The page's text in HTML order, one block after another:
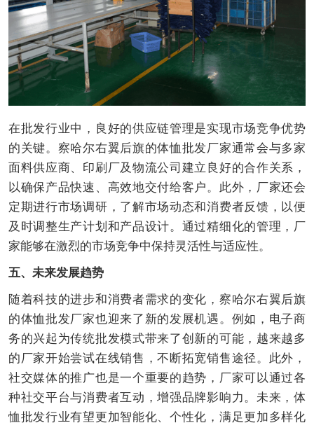
在批发行业中，良好的供应链管理是实现市场竞争优势
的关键。察哈尔右翼后旗的体恤批发厂家通常会与多家
面料供应商、印刷厂及物流公司建立良好的合作关系，
以确保产品快速、高效地交付给客户。此外，厂家还会
定期进行市场调研，了解市场动态和消费者反馈，以便
及时调整生产计划和产品设计。通过精细化的管理，厂
家能够在激烈的市场竞争中保持灵活性与适应性。
五、未来发展趋势
随着科技的进步和消费者需求的变化，察哈尔右翼后旗
的体恤批发厂家也迎来了新的发展机遇。例如，电子商
务的兴起为传统批发模式带来了创新的可能，越来越多
的厂家开始尝试在线销售，不断拓宽销售途径。此外，
社交媒体的推广也是一个重要的趋势，厂家可以通过各
种社交平台与消费者互动，增强品牌影响力。未来，体
恤批发行业有望更加智能化、个性化，满足更加多样化